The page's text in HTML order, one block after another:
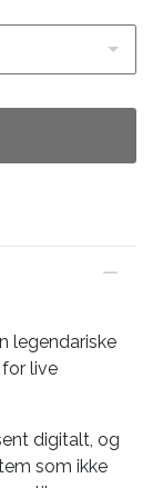
legendariske
live
digitalt, og
som ikke